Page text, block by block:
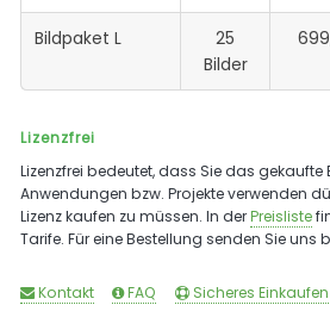
Bildpaket L
25
Bilder
Lizenzfrei
Lizenzfrei bedeutet, dass Sie das
Anwendungen bzw. Projekte verwenden
Lizenz kaufen zu müssen. In derPreisliste
Tarife. Für eine Bestellung senden Sie uns
Kontakt FAQ Sicheres Einkaufen